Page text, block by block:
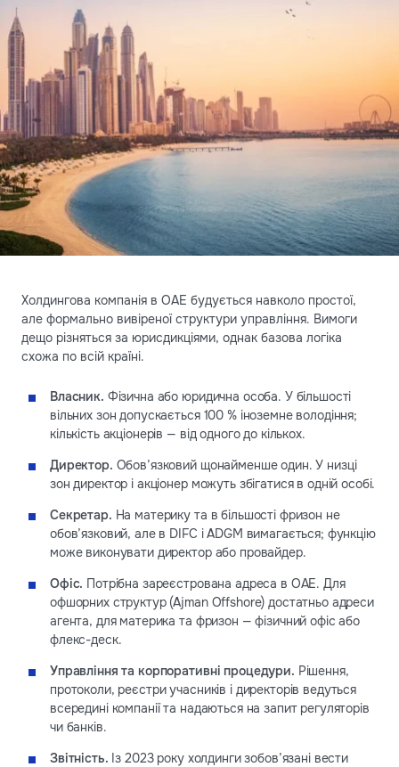
Холдингова компанія в ОАЕ будується навколо простої,
але формально вивіреної структури управління. Вимоги
дещо різняться за юрисдикціями, однак базова логіка
схожа по всій країні.
Власник. Фізична або юридична особа. У більшості
вільних зон допускається 100 % іноземне володіння;
кількість акціонерів — від одного до кількох.
Директор. Обов’язковий щонайменше один. У низці
зон директор і акціонер можуть збігатися в одній особі.
Секретар. На материку та в більшості фризон не
обов’язковий, але в DIFC і ADGM вимагається; функцію
може виконувати директор або провайдер.
Офіс. Потрібна зареєстрована адреса в ОАЕ. Для
офшорних структур (Ajman Offshore) достатньо адреси
агента, для материка та фризон — фізичний офіс або
флекс-деск.
Управління та корпоративні процедури. Рішення,
протоколи, реєстри учасників і директорів ведуться
всередині компанії та надаються на запит регуляторів
чи банків.
Звітність. Із 2023 року холдинги зобов’язані вести